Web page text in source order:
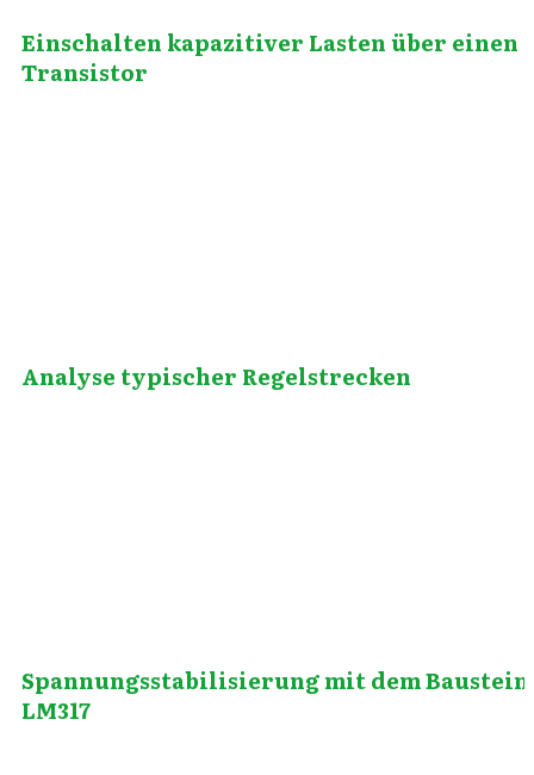
Einschalten kapazitiver Lasten über einen
Transistor
Analyse typischer Regelstrecken
Spannungsstabilisierung mit dem Baustein
LM317